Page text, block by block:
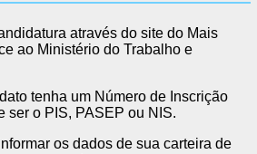
através do site do Mais
ao Ministério do Trabalho e
tenha um Número de Inscrição
ser o PIS, PASEP ou NIS.
os dados de sua carteira de